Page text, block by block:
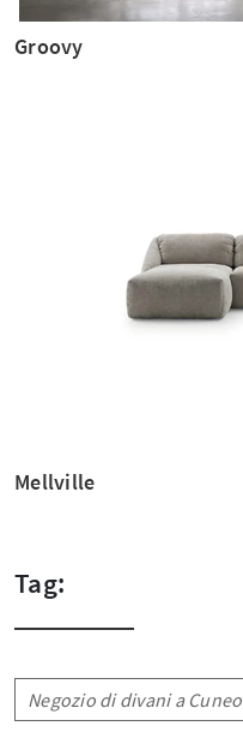
Groovy
Mellville
Tag:
Negozio di divani a Cuneo